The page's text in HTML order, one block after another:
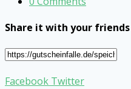
Share it with your friends
Facebook Twitter